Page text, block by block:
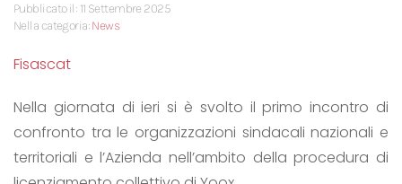
Pubblicato il: 11 Settembre 2025
Nella categoria:News
Fisascat
Nella giornata di ieri si è svolto il primo incontro di
confronto tra le organizzazioni sindacali nazionali e
territoriali e l’Azienda nell’ambito della procedura di